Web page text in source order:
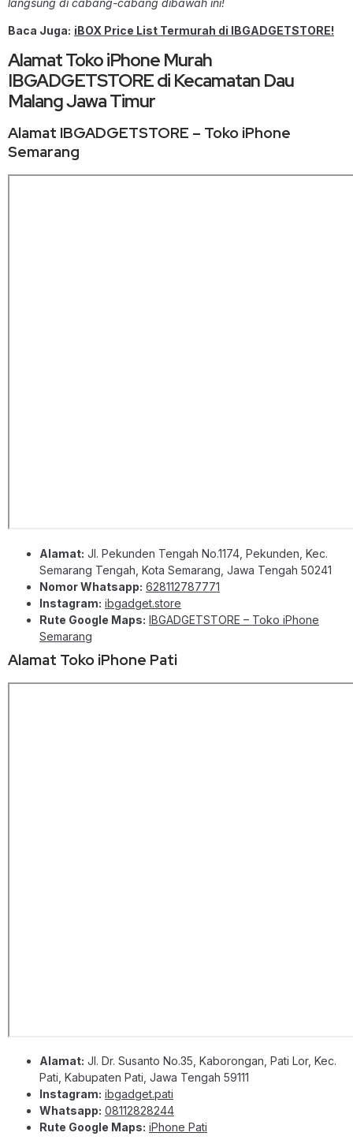
Baca Juga: iBOX Price List Termurah di IBGADGETSTORE!
Alamat Toko iPhone Murah
IBGADGETSTORE di Kecamatan Dau
Malang Jawa Timur
Alamat IBGADGETSTORE – Toko iPhone
Semarang
Alamat: Jl. Pekunden Tengah No.1174, Pekunden, Kec.
Semarang Tengah, Kota Semarang, Jawa Tengah 50241
Nomor Whatsapp: 628112787771
Instagram: ibgadget.store
Rute Google Maps: IBGADGETSTORE – Toko iPhone
Semarang
Alamat Toko iPhone Pati
Alamat: Jl. Dr. Susanto No.35, Kaborongan, Pati Lor, Kec.
Pati, Kabupaten Pati, Jawa Tengah 59111
Instagram: ibgadget.pati
Whatsapp: 08112828244
Rute Google Maps: iPhone Pati